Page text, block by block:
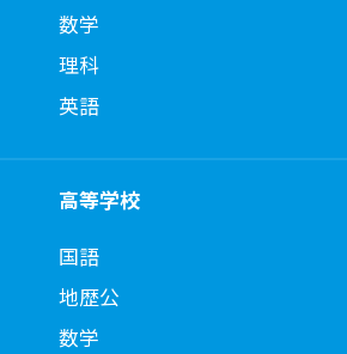
数学
理科
英語
高等学校
国語
地歴公
数学